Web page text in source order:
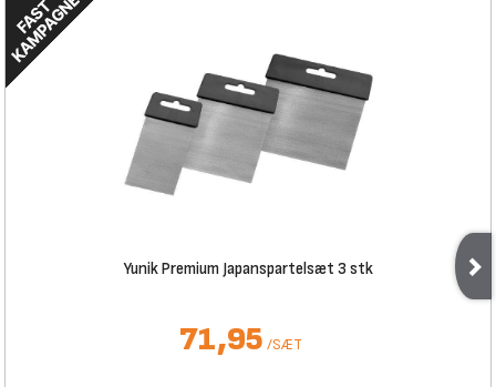
Yunik Premium Japanspartelsæt 3 stk
71,95 /SÆT